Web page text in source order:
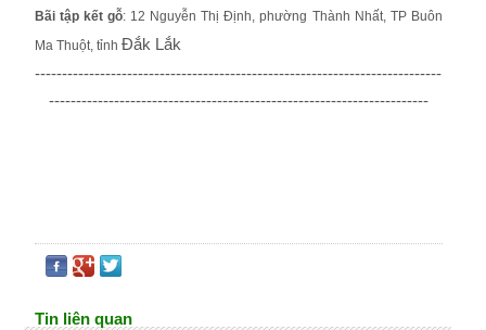
Bãi tập kết gỗ: 12 Nguyễn Thị Định, phường Thành Nhất, TP Buôn
Ma Thuột, tỉnh Đắk Lắk
---------------------------------------------------------------------------
----------------------------------------------------------------------
Tin liên quan